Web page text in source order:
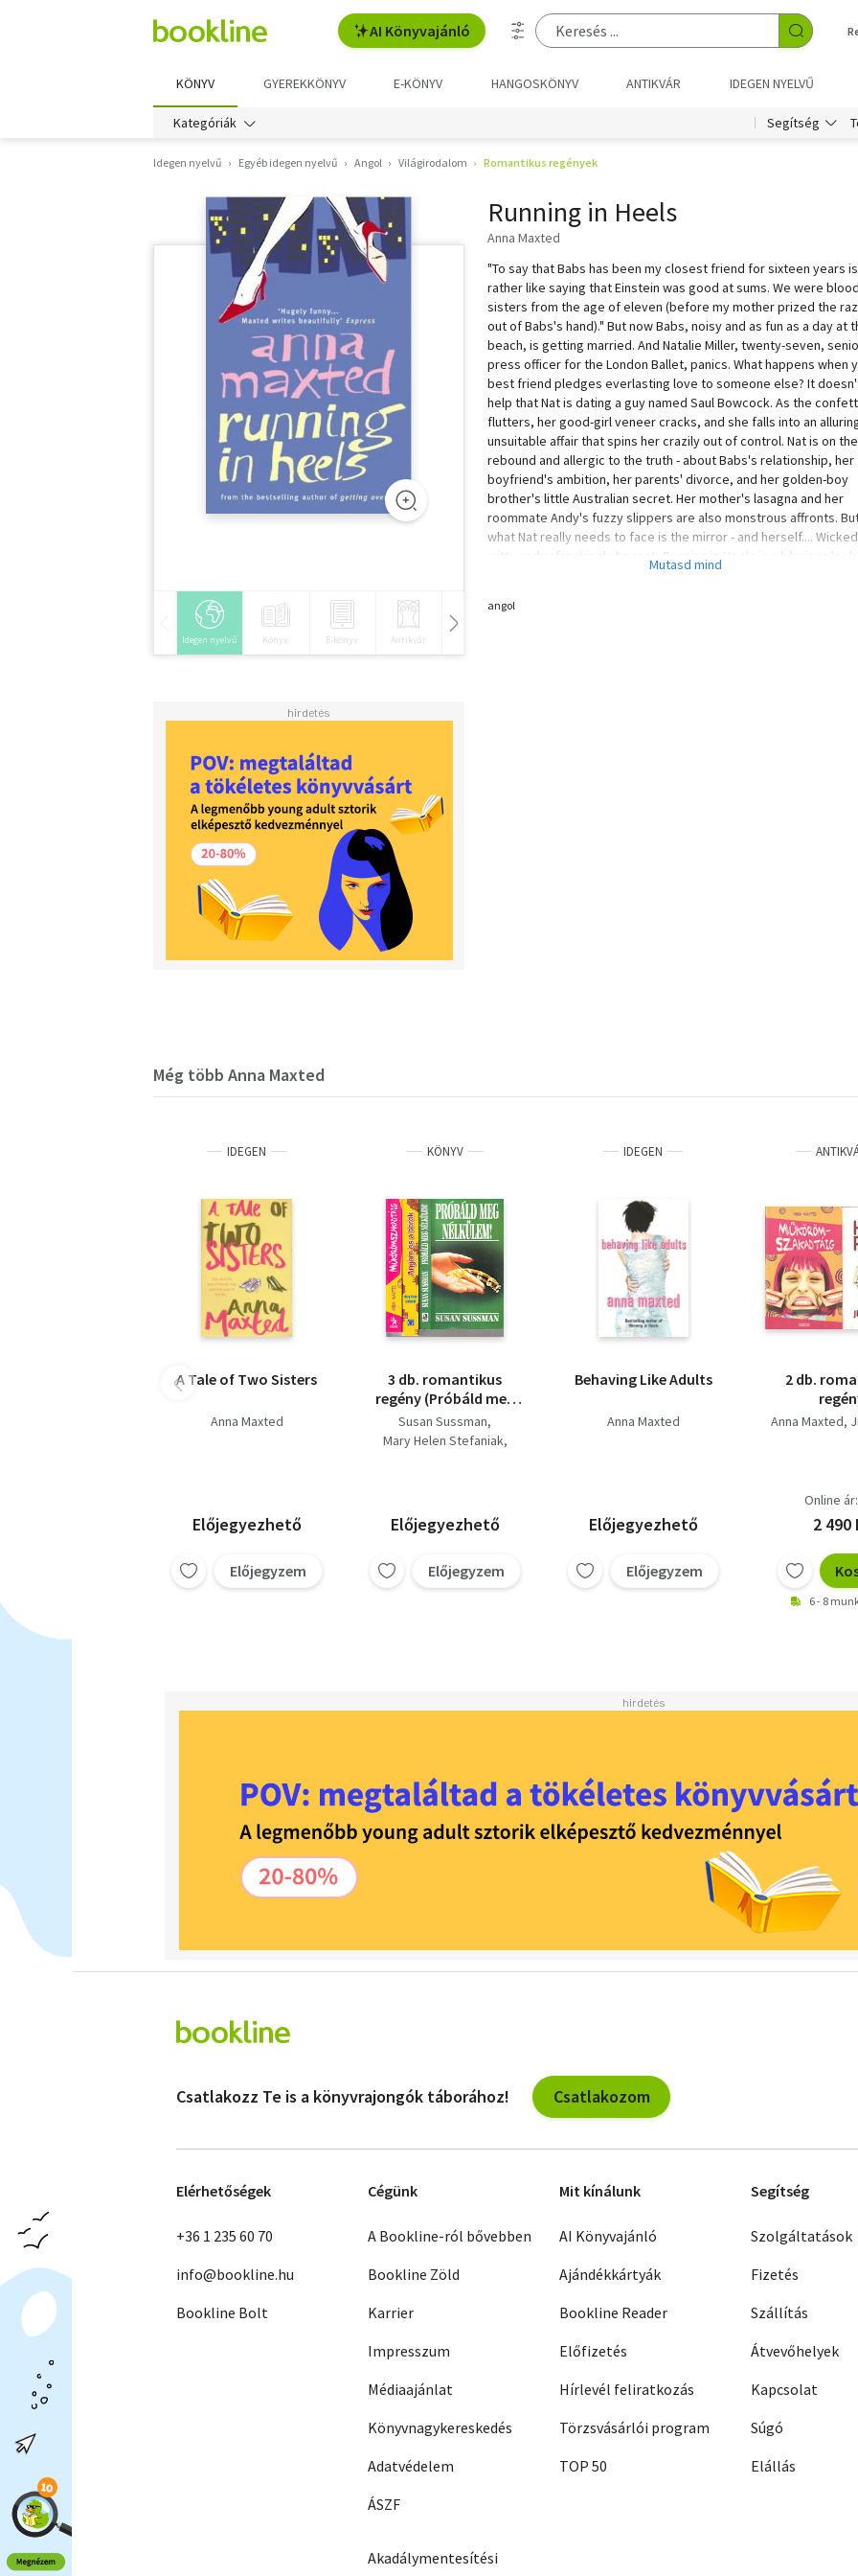
AI Könyvajánló
KÖNYV GYEREKKÖNYV E-KÖNYV HANGOSKÖNYV ANTIKVÁR IDEGEN NYELVŰ
Kategóriák Segítség
Idegen nyelvű Egyéb idegen nyelvű Angol Világirodalom Romantikus regények
Idegen nyelvű Könyv E-könyv Antikvár
Running in Heels
Anna Maxted
"To say that Babs has been my closest friend for sixteen years is
rather like saying that Einstein was good at sums. We were blood
sisters from the age of eleven (before my mother prized the
out of Babs's hand)." But now Babs, noisy and as fun as a day at
beach, is getting married. And Natalie Miller, twenty-seven,
press officer for the London Ballet, panics. What happens when
best friend pledges everlasting love to someone else? It
help that Nat is dating a guy named Saul Bowcock. As the
flutters, her good-girl veneer cracks, and she falls into an
unsuitable affair that spins her crazily out of control. Nat is on the
rebound and allergic to the truth - about Babs's relationship, her
boyfriend's ambition, her parents' divorce, and her golden-boy
brother's little Australian secret. Her mother's lasagna and her
roommate Andy's fuzzy slippers are also monstrous affronts.
what Nat really needs to face is the mirror - and herself....
witty and refreshingly honest, Running in Heels is a hilarious look
the lies we tell ourselves - and the unwanted truths that only our
angol
Még több Anna Maxted
IDEGEN
A Tale of Two Sisters
Anna Maxted
Előjegyezhető
Előjegyzem
KÖNYV
3 db. romantikus
regény (Próbáld meg
nélkülem! + Anyám és
a török +
Susan Sussman
Mary Helen Stefaniak
Előjegyezhető
Előjegyzem
IDEGEN
Behaving Like Adults
Anna Maxted
Előjegyezhető
Előjegyzem
2 db.
Anna Maxted
Online ár:
2 490
6 - 8
Csatlakozz Te is a könyvrajongók táborához! Csatlakozom
Elérhetőségek
+36 1 235 60 70
info@bookline.hu
Bookline Bolt
Cégünk
A Bookline-ról bővebben
Bookline Zöld
Karrier
Impresszum
Médiaajánlat
Könyvnagykereskedés
Adatvédelem
ÁSZF
Akadálymentesítési
Mit kínálunk
AI Könyvajánló
Ajándékkártyák
Bookline Reader
Előfizetés
Hírlevél feliratkozás
Törzsvásárlói program
TOP 50
Segítség
Szolgáltatások
Fizetés
Szállítás
Átvevőhelyek
Kapcsolat
Súgó
Elállás